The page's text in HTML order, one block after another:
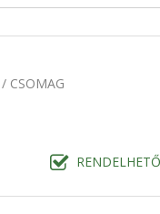
CSOMAG
RENDELHETŐ